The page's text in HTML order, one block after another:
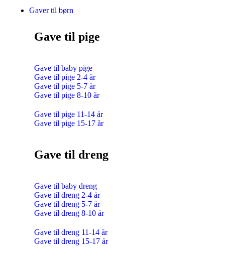
Gaver til børn
Gave til pige
Gave til baby pige
Gave til pige 2-4 år
Gave til pige 5-7 år
Gave til pige 8-10 år
Gave til pige 11-14 år
Gave til pige 15-17 år
Gave til dreng
Gave til baby dreng
Gave til dreng 2-4 år
Gave til dreng 5-7 år
Gave til dreng 8-10 år
Gave til dreng 11-14 år
Gave til dreng 15-17 år